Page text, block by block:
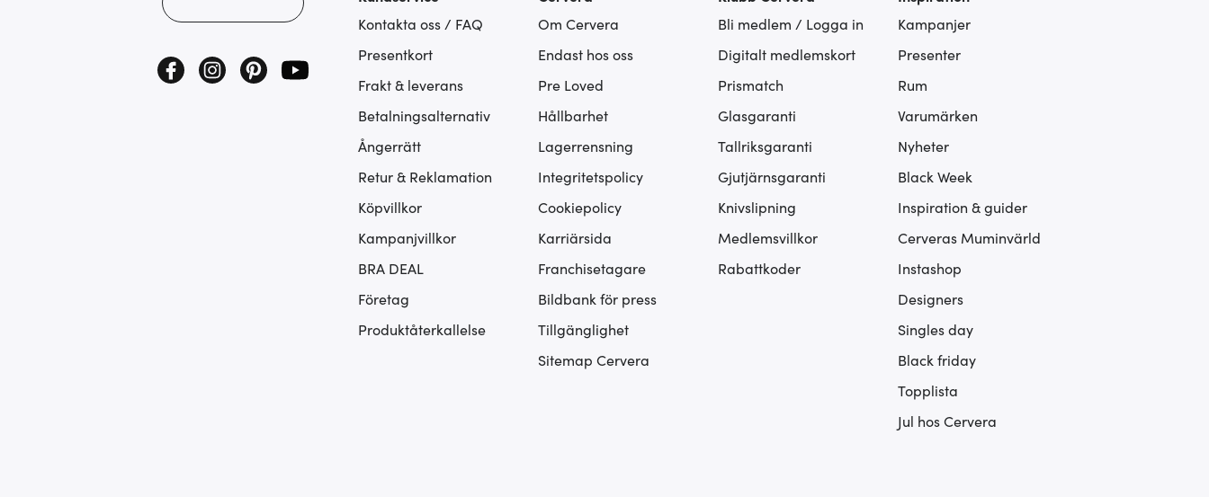
Kontakta oss / FAQ
Presentkort
Frakt & leverans
Betalningsalternativ
Ångerrätt
Retur & Reklamation
Köpvillkor
Kampanjvillkor
BRA DEAL
Företag
Produktåterkallelse
Om Cervera
Endast hos oss
Pre Loved
Hållbarhet
Lagerrensning
Integritetspolicy
Cookiepolicy
Karriärsida
Franchisetagare
Bildbank för press
Tillgänglighet
Sitemap Cervera
Bli medlem / Logga in
Digitalt medlemskort
Prismatch
Glasgaranti
Tallriksgaranti
Gjutjärnsgaranti
Knivslipning
Medlemsvillkor
Rabattkoder
Kampanjer
Presenter
Rum
Varumärken
Nyheter
Black Week
Inspiration & guider
Cerveras Muminvärld
Instashop
Designers
Singles day
Black friday
Topplista
Jul hos Cervera